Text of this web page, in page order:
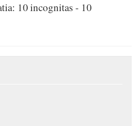
10 incognitas - 10